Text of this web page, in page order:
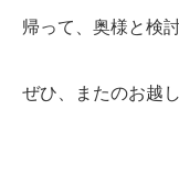
帰って、奥様と検
ぜひ、またのお越